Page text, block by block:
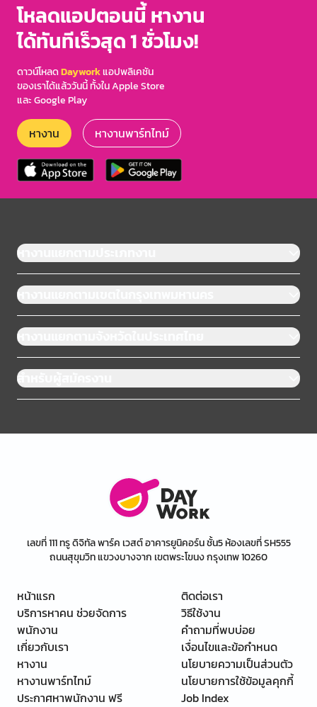
โหลดแอปตอนนี้ หางาน
ได้ทันทีเร็วสุด 1 ชั่วโมง!
ดาวน์โหลดDayworkแอปพลิเคชัน
ของเราได้แล้ววันนี้ ทั้งใน Apple Store
และ Google Play
หางาน หางานพาร์ทไทม์
หางานแยกตามประเภทงาน
หางานแยกตามเขตในกรุงเทพมหานคร
หางานแยกตามจังหวัดในประเทศไทย
สำหรับผู้สมัครงาน
เลขที่ 111 ทรู ดิจิทัล พาร์ค เวสต์ อาคารยูนิคอร์น ชั้น5 ห้องเลขที่ SH555
ถนนสุขุมวิท แขวงบางจาก เขตพระโขนง กรุงเทพ 10260
หน้าแรก
บริการหาคน ช่วยจัดการ
พนักงาน
เกี่ยวกับเรา
หางาน
หางานพาร์ทไทม์
ประกาศหาพนักงาน ฟรี
ติดต่อเรา
วิธีใช้งาน
คำถามที่พบบ่อย
เงื่อนไขและข้อกำหนด
นโยบายความเป็นส่วนตัว
นโยบายการใช้ข้อมูลคุกกี้
Job Index